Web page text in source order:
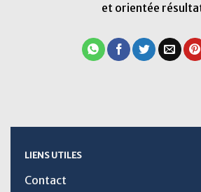
et orientée
LIENS UTILES
Contact